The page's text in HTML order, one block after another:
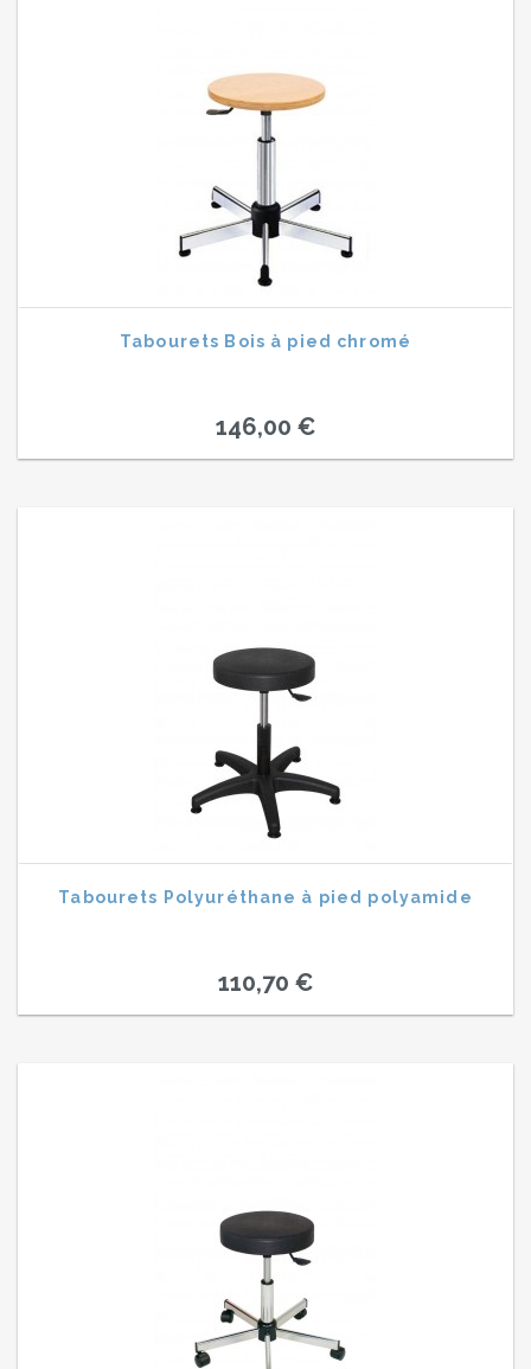
Tabourets Bois à pied chromé
146,00 €
Tabourets Polyuréthane à pied polyamide
110,70 €